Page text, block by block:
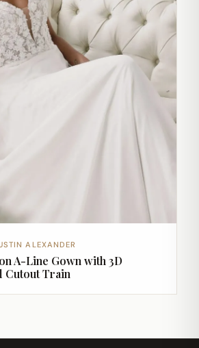
ALEXANDER
A-Line Gown with 3D
Cutout Train